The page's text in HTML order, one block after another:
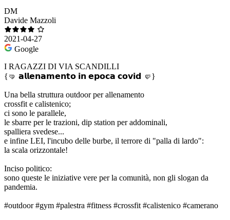
DM
Davide Mazzoli
2021-04-27
Google
I RAGAZZI DI VIA SCANDILLI
{🤜 𝗮𝗹𝗹𝗲𝗻𝗮𝗺𝗲𝗻𝘁𝗼 𝗶𝗻 𝗲𝗽𝗼𝗰𝗮 𝗰𝗼𝘃𝗶𝗱 🤛}
Una bella struttura outdoor per allenamento
crossfit e calistenico;
ci sono le parallele,
le sbarre per le trazioni, dip station per addominali,
spalliera svedese...
e infine LEI, l'incubo delle burbe, il terrore di "palla di lardo":
la scala orizzontale!
Inciso politico:
sono queste le iniziative vere per la comunità, non gli slogan da
pandemia.
#outdoor #gym #palestra #fitness #crossfit #calistenico #camerano